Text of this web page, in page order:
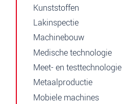
Kunststoffen
Lakinspectie
Machinebouw
Medische technologie
Meet- en testtechnologie
Metaalproductie
Mobiele machines